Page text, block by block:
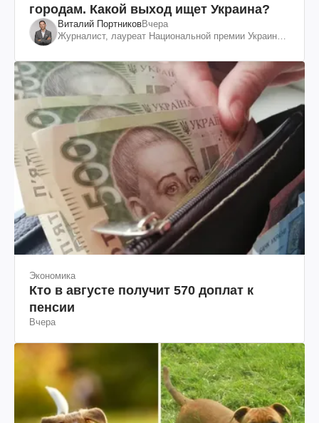
городам. Какой выход ищет Украина?
Виталий ПортниковВчера
Журналист, лауреат Национальной премии Украины
Экономика
Кто в августе получит 570 доплат к
пенсии
Вчера